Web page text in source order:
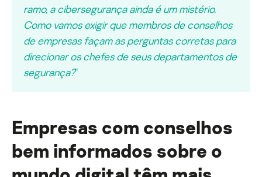
ramo, acibersegurançaainda é um mistério.
Como vamos exigir que membros de conselhos
de empresas façam as perguntas corretas para
direcionar os chefes de seusdepartamentosde
segurança?“
Empresas com conselhos
bem informados sobre o